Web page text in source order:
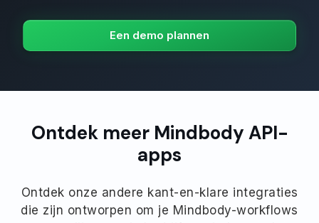
Een demo plannen
Ontdek meer Mindbody API-
apps
Ontdek onze andere kant-en-klare integraties
die zijn ontworpen om je Mindbody-workflows